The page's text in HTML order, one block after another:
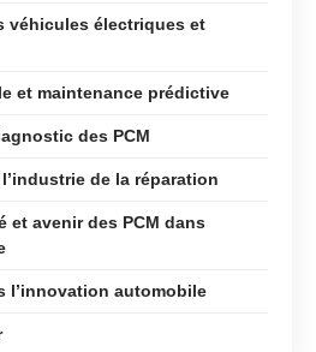
véhicules électriques et
et maintenance prédictive
des PCM
de la réparation
et avenir des PCM dans
l’innovation automobile